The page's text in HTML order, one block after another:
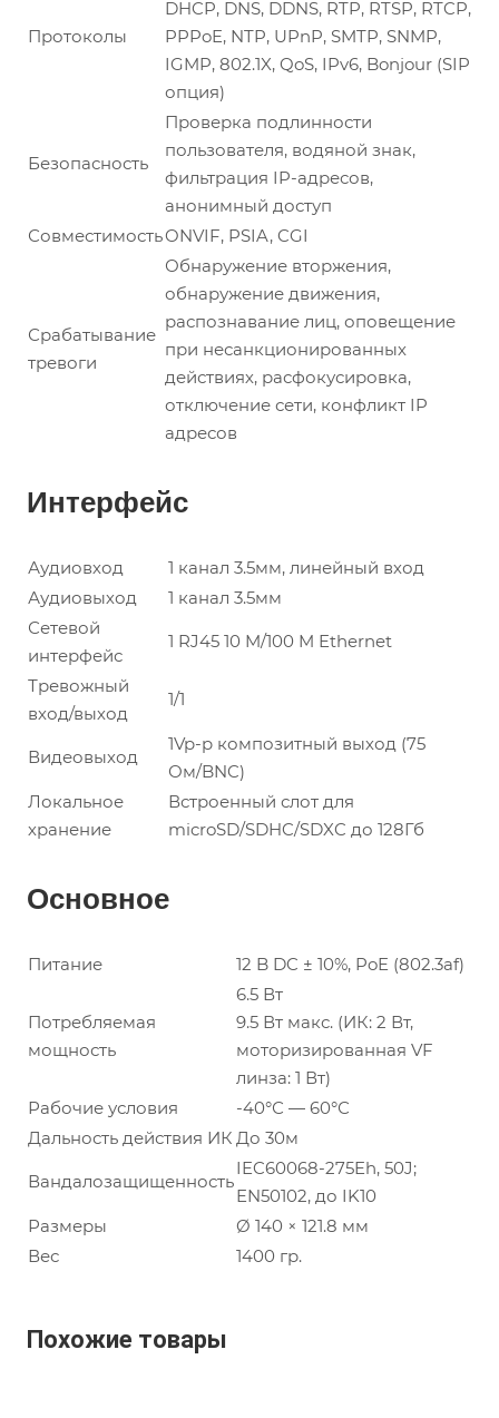
Протоколы
DHCP, DNS, DDNS, RTP, RTSP, RTCP,
PPPoE, NTP, UPnP, SMTP, SNMP,
IGMP, 802.1X, QoS, IPv6, Bonjour (SIP
опция)
Безопасность
Проверка подлинности
пользователя, водяной знак,
фильтрация IP-адресов,
анонимный доступ
СовместимостьONVIF, PSIA, CGI
Срабатывание
тревоги
Обнаружение вторжения,
обнаружение движения,
распознавание лиц, оповещение
при несанкционированных
действиях, расфокусировка,
отключение сети, конфликт IP
адресов
Интерфейс
Аудиовход
1 канал 3.5мм, линейный вход
Аудиовыход
1 канал 3.5мм
Сетевой
интерфейс
1 RJ45 10 M/100 M Ethernet
Тревожный
вход/выход
1/1
Видеовыход
1Vp-p композитный выход (75
Ом/BNC)
Локальное
хранение
Встроенный слот для
microSD/SDHC/SDXC до 128Гб
Основное
Питание 12 B DC ± 10%, PoE (802.3af)
Потребляемая
мощность
6.5 Вт
9.5 Вт макс. (ИК: 2 Вт,
моторизированная VF
линза: 1 Вт)
Рабочие условия
-40°С — 60°С
Дальность действия ИК До 30м
Вандалозащищенность
IEC60068-275Eh, 50J;
EN50102, до IK10
Размеры
Ø 140 × 121.8 мм
Вес
1400 гр.
Похожие товары